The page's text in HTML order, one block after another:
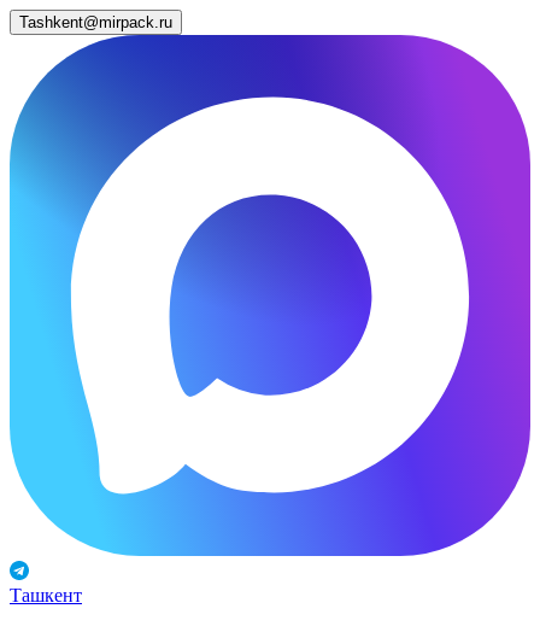
Tashkent@mirpack.ru
Ташкент